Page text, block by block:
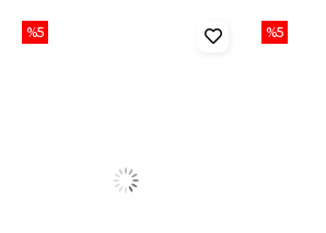
%5 %5